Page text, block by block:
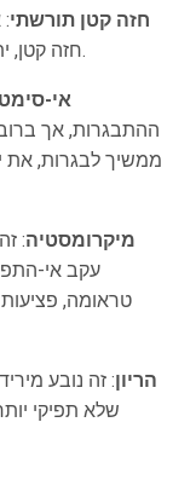
חזה קטן תורשתי
חזה קטן, יתכן שגם לך זה יקרה בגלל הגנטיקה שלך.
אי-
ההתבגרות, אך
ממשיך לבגרות, את
מיקרומסטיה:
עקב אי-
טראומה,
הריון: זה נובע
שלא תפיקי